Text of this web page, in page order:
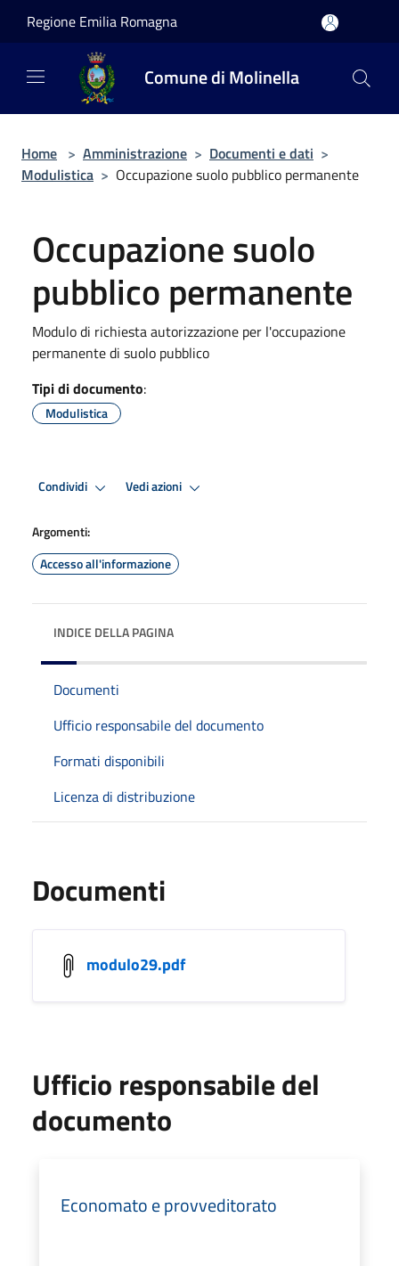
Regione Emilia Romagna
Comune di Molinella
Home > Amministrazione > Documenti e dati >
Modulistica > Occupazione suolo pubblico permanente
Occupazione suolo
pubblico permanente
Modulo di richiesta autorizzazione per l'occupazione
permanente di suolo pubblico
Tipi di documento:
Modulistica
Condividi Vedi azioni
Argomenti:
Accesso all'informazione
INDICE DELLA PAGINA
Documenti
Ufficio responsabile del documento
Formati disponibili
Licenza di distribuzione
Documenti
modulo29.pdf
Ufficio responsabile del
documento
Economato e provveditorato